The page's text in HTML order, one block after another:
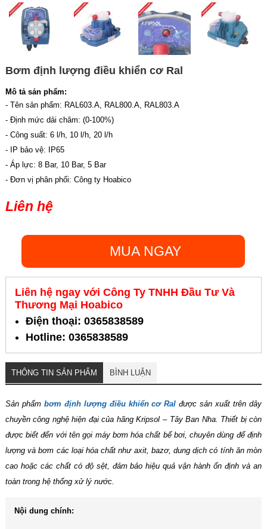
Bơm định lượng điều khiển cơ Ral
Mô tả sản phẩm:
- Tên sản phẩm: RAL603.A, RAL800.A, RAL803.A
- Định mức dải châm: (0-100%)
- Công suất: 6 l/h, 10 l/h, 20 l/h
- IP bảo vệ: IP65
- Áp lực: 8 Bar, 10 Bar, 5 Bar
- Đơn vị phân phối: Công ty Hoabico
Liên hệ
MUA NGAY
Liên hệ ngay với Công Ty TNHH Đầu Tư Và
Thương Mại Hoabico
Điện thoại: 0365838589
Hotline: 0365838589
THÔNG TIN SẢN PHẨM BÌNH LUẬN
Sản phẩmbơm định lượng điều khiển cơ Ralđược sản xuất trên dây
chuyền công nghệ hiện đại của hãng Kripsol – Tây Ban Nha. Thiết bị còn
được biết đến với tên gọi máy bơm hóa chất bể bơi, chuyên dùng để định
lượng và bơm các loại hóa chất như axit, bazơ, dung dịch có tính ăn mòn
cao hoặc các chất có độ sệt, đảm bảo hiệu quả vận hành ổn định và an
toàn trong hệ thống xử lý nước.
Nội dung chính: